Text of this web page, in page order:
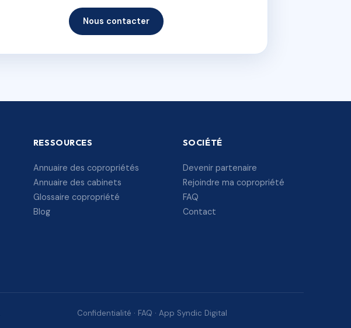
Nous contacter
RESSOURCES
Annuaire des copropriétés
Annuaire des cabinets
Glossaire copropriété
Blog
SOCIÉTÉ
Devenir partenaire
Rejoindre ma copropriété
FAQ
Contact
Confidentialité · FAQ · App Syndic Digital